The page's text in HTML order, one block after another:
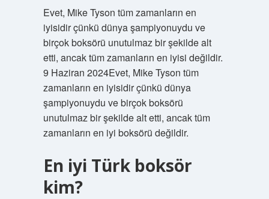
Evet, Mike Tyson tüm zamanların en
iyisidir çünkü dünya şampiyonuydu ve
birçok boksörü unutulmaz bir şekilde alt
etti, ancak tüm zamanların en iyisi değildir.
9 Haziran 2024Evet, Mike Tyson tüm
zamanların en iyisidir çünkü dünya
şampiyonuydu ve birçok boksörü
unutulmaz bir şekilde alt etti, ancak tüm
zamanların en iyi boksörü değildir.
En iyi Türk boksör
kim?